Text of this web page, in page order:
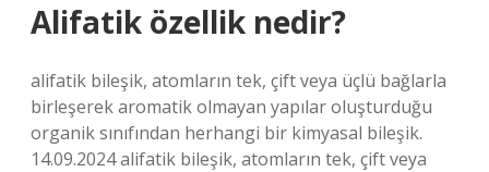
Alifatik özellik nedir?
alifatik bileşik, atomların tek, çift veya üçlü bağlarla
birleşerek aromatik olmayan yapılar oluşturduğu
organik sınıfından herhangi bir kimyasal bileşik.
14.09.2024 alifatik bileşik, atomların tek, çift veya